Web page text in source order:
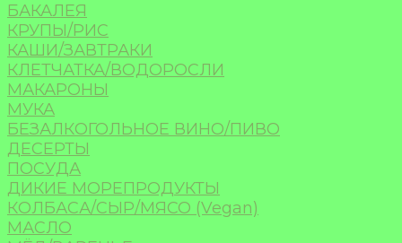
БАКАЛЕЯ
КРУПЫ/РИС
КАШИ/ЗАВТРАКИ
КЛЕТЧАТКА/ВОДОРОСЛИ
МАКАРОНЫ
МУКА
БЕЗАЛКОГОЛЬНОЕ ВИНО/ПИВО
ДЕСЕРТЫ
ПОСУДА
ДИКИЕ МОРЕПРОДУКТЫ
КОЛБАСА/СЫР/МЯСО (Vegan)
МАСЛО